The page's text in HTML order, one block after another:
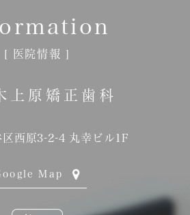
[ 医院情報 ]
上原矯正歯科
区西原3-2-4 丸幸ビル1F
Map